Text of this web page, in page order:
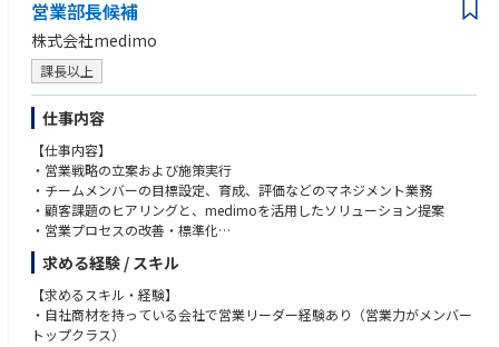
３、上記に付随して関係する事業者との調整
将来的な役割：
電力市場や制度の専門知識を武器に、社内関係部署や社外パートナーとの
調整を図りながら、
新サービスの商用化や大型プロジェクトを牽引するプロジェクトマネージ
ャー（推進役）としてご活躍いただくことを期待します。
本ポジションの魅力
・前職（無形商材やSaaSの法人営業など）で培った「顧客課題の解決力」
や「関係者を巻き込む調整力」を、そのまま大きな武器として活かすこと
ができます。
・脱炭素や次世代エネルギービジネスは国を挙げて推進されている最注力
分野であり、3年程度の経験で、他では得られない極めて高い専門性を身
につけることができます。
・リモートワーク（週2回程度）やフレックスタイム制の活用によって、
柔軟な働き方ができるポジションです。
営業部長候補
株式会社medimo
課長以上
仕事内容
【仕事内容】
・営業戦略の立案および施策実行
・チームメンバーの目標設定、育成、評価などのマネジメント業務
・顧客課題のヒアリングと、medimoを活用したソリューション提案
・営業プロセスの改善・標準化
・予実管理、KPI設計・進捗管理
・他部門（プロダクト・マーケ・CSなど）との連携による施策推進 など
求める経験 / スキル
【求めるスキル・経験】
・自社商材を持っている会社で営業リーダー経験あり（営業力がメンバー
トップクラス）